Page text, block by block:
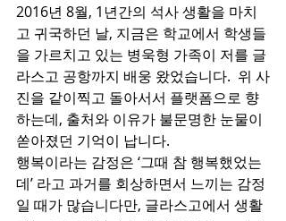
2016년 8월, 1년간의 석사 생활을 마치
고 귀국하던 날, 지금은 학교에서 학생들
을 가르치고 있는 병욱형 가족이 저를 글
라스고 공항까지 배웅 왔었습니다.  위 사
진을 같이찍고 돌아서서 플랫폼으로 향
하는데, 출처와 이유가 불문명한 눈물이
쏟아졌던 기억이 납니다.
행복이라는 감정은 ‘그때 참 행복했었는
데’ 라고 과거를 회상하면서 느끼는 감정
일 때가 많습니다만, 글라스고에서 생활